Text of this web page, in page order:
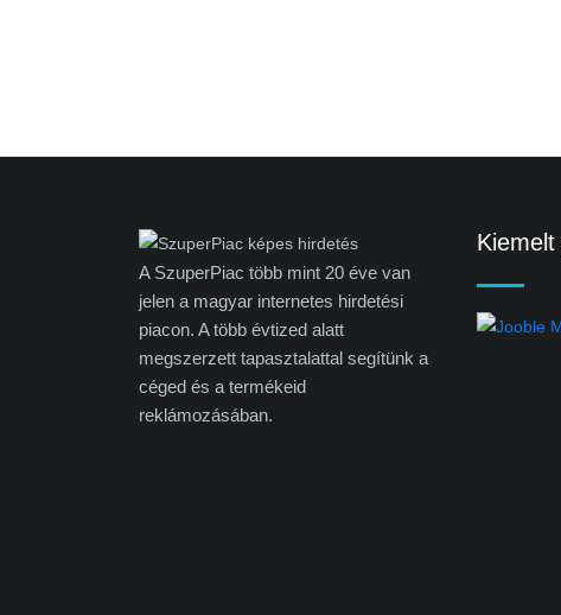
A SzuperPiac több mint 20 éve van
jelen a magyar internetes hirdetési
piacon. A több évtized alatt
megszerzett tapasztalattal segítünk a
céged és a termékeid
reklámozásában.